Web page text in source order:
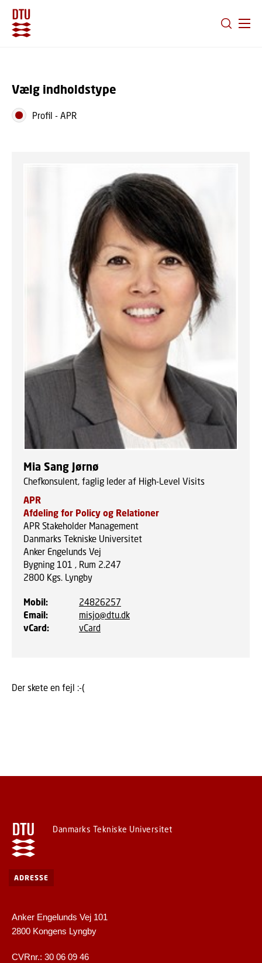
Vælg indholdstype
Profil - APR
Mia Sang Jørnø
Chefkonsulent, faglig leder af High-Level Visits
APR
Afdeling for Policy og Relationer
APR Stakeholder Management
Danmarks Tekniske Universitet
Anker Engelunds Vej
Bygning 101 , Rum 2.247
2800 Kgs. Lyngby
Mobil:
24826257
Email:
misjo@dtu.dk
vCard: vCard
Der skete en fejl :-(
Danmarks Tekniske Universitet
ADRESSE
Anker Engelunds Vej 101
2800 Kongens Lyngby
CVRnr.: 30 06 09 46